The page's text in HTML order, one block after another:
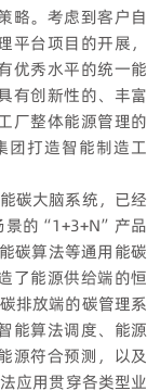
略。考虑到客户自
台项目的开展，
优秀水平的统一能
有创新性的、丰富
厂整体能源管理的
团打造智能制造工
碳大脑系统，已经
景的“1+3+N”产品
碳算法等通用能碳
了能源供给端的恒
排放端的碳管理系
能算法调度、能源
源符合预测，以及
应用贯穿各类型业